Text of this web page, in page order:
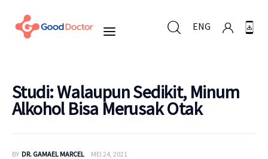
ENG
ENG
Studi: Walaupun Sedikit, Minum
Alkohol Bisa Merusak Otak
BY DR. GAMAEL MARCEL MEI 24, 2021